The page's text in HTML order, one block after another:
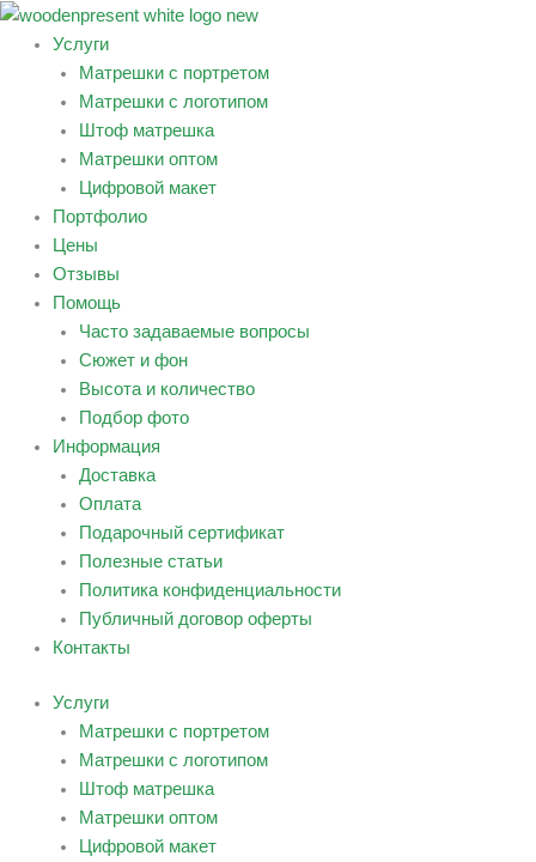
Перейти
содержимому
Услуги
Матрешки с портретом
Матрешки с логотипом
Штоф матрешка
Матрешки оптом
Цифровой макет
Портфолио
Цены
Отзывы
Помощь
Часто задаваемые вопросы
Сюжет и фон
Высота и количество
Подбор фото
Информация
Доставка
Оплата
Подарочный сертификат
Полезные статьи
Политика конфиденциальности
Публичный договор оферты
Контакты
Услуги
Матрешки с портретом
Матрешки с логотипом
Штоф матрешка
Матрешки оптом
Цифровой макет